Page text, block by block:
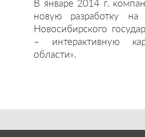
В январе 2014 г.
новую разработку
Новосибирского
– интерактивную
области».